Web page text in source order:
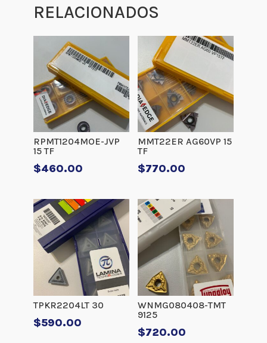
RELACIONADOS
RPMT1204MOE-JVP
15 TF
$460.00
MMT22ER AG60VP 15
TF
$770.00
TPKR2204LT 30
$590.00
WNMG080408-TMT
9125
$720.00